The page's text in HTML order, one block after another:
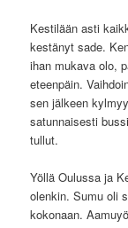
Kestilään asti
kestänyt sade.
ihan mukava olo,
eteenpäin.
sen jälkeen
satunnaisesti
tullut.
Yöllä Oulussa ja
olenkin. Sumu oli
kokonaan.